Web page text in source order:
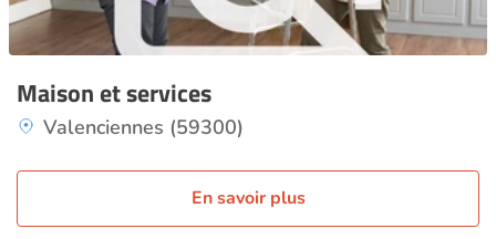
Maison et services
Valenciennes (59300)
En savoir plus